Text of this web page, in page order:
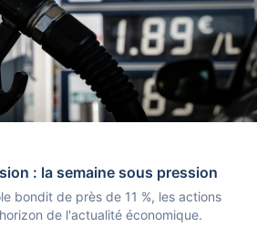
: la semaine sous pression
bondit de près de 11 %, les actions
de l'actualité économique.